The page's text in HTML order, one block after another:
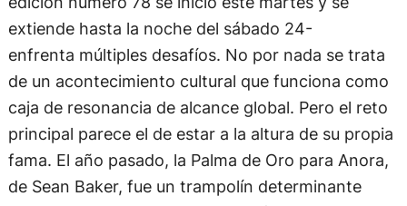
enfrenta múltiples desafíos. No por nada se trata
de un acontecimiento cultural que funciona como
caja de resonancia de alcance global. Pero el reto
principal parece el de estar a la altura de su propia
fama. El año pasado, la Palma de Oro para Anora,
de Sean Baker, fue un trampolín determinante
para la carrera posterior de la película, que